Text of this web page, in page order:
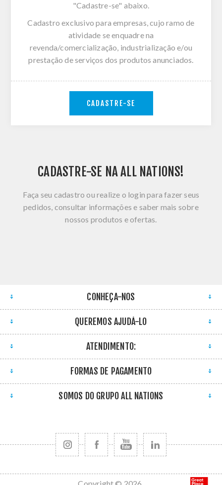
"Cadastre-se" abaixo.
Cadastro exclusivo para empresas, cujo ramo de
atividade se enquadre na
revenda/comercialização, industrialização e/ou
prestação de serviços dos produtos anunciados.
CADASTRE-SE
CADASTRE-SE NA ALL NATIONS!
Faça seu cadastro ou realize o login para fazer seus
pedidos, consultar informações e saber mais sobre
nossos produtos e ofertas.
CONHEÇA-NOS
QUEREMOS AJUDÁ-LO
ATENDIMENTO:
FORMAS DE PAGAMENTO
SOMOS DO GRUPO ALL NATIONS